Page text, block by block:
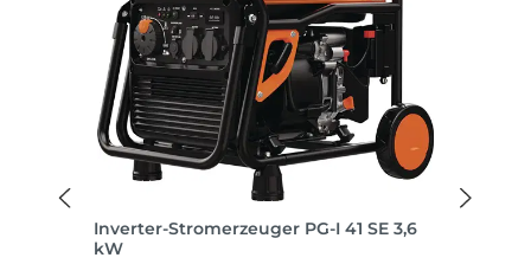
Inverter-Stromerzeuger PG-I 41 SE 3,6
kW